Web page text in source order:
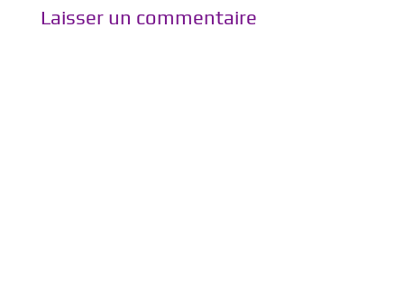
Laisser un commentaire